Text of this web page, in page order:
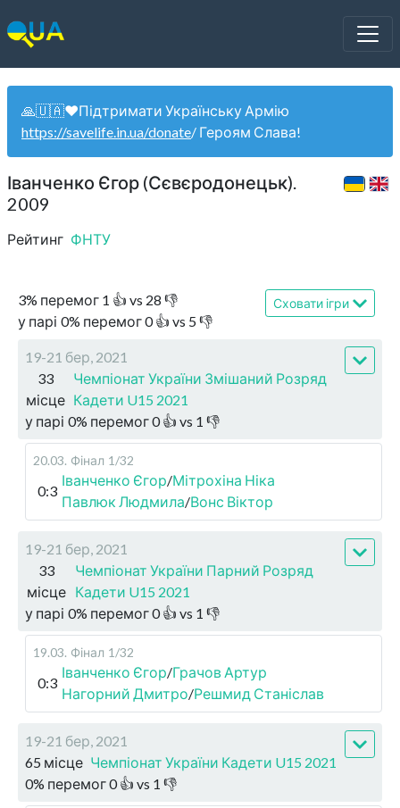
🙏🇺🇦❤️Підтримати Українську Армію
https://savelife.in.ua/donate/ Героям Слава!
Іванченко Єгор (Сєвєродонецьк).
2009
Рейтинг ФНТУ
3% перемог 1 👍 vs 28 👎
у парі 0% перемог0👍 vs 5👎
Сховати ігри
19-21 бер, 2021
33
місце
Чемпіонат України Змішаний Розряд
Кадети U15 2021
у парі 0% перемог0👍 vs 1 👎
20.03. Фінал 1/32
0:3
Іванченко Єгор/Мітрохіна Ніка
Павлюк Людмила/Вонс Віктор
19-21 бер, 2021
33
місце
Чемпіонат України Парний Розряд
Кадети U15 2021
у парі 0% перемог0👍 vs 1 👎
19.03. Фінал 1/32
0:3
Іванченко Єгор/Грачов Артур
Нагорний Дмитро/Решмид Станіслав
19-21 бер, 2021
65 місце Чемпіонат України Кадети U15 2021
0% перемог0👍 vs 1 👎